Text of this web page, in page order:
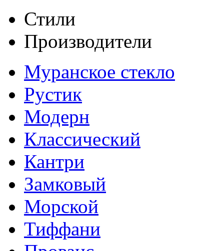
Стили
Производители
Муранское стекло
Рустик
Модерн
Классический
Кантри
Замковый
Морской
Тиффани